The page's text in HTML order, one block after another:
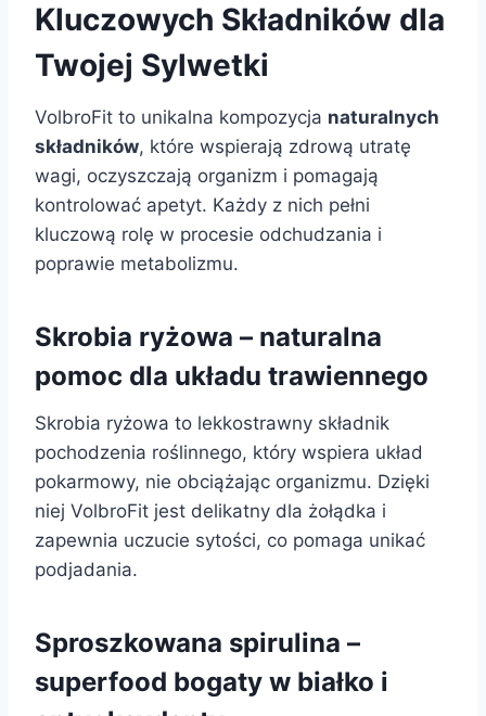
Kluczowych Składników dla
Twojej Sylwetki
VolbroFit to unikalna kompozycja naturalnych
składników, które wspierają zdrową utratę
wagi, oczyszczają organizm i pomagają
kontrolować apetyt. Każdy z nich pełni
kluczową rolę w procesie odchudzania i
poprawie metabolizmu.
Skrobia ryżowa – naturalna
pomoc dla układu trawiennego
Skrobia ryżowa to lekkostrawny składnik
pochodzenia roślinnego, który wspiera układ
pokarmowy, nie obciążając organizmu. Dzięki
niej VolbroFit jest delikatny dla żołądka i
zapewnia uczucie sytości, co pomaga unikać
podjadania.
Sproszkowana spirulina –
superfood bogaty w białko i